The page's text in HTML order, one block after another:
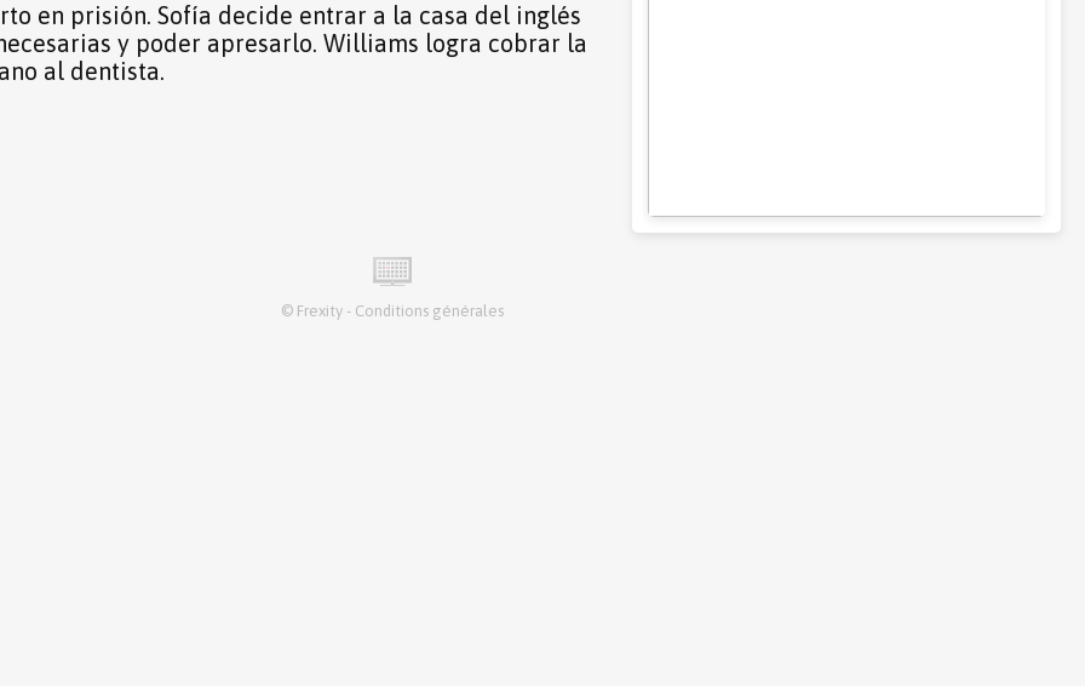
en prisión. Sofía decide entrar a la casa del inglés
y poder apresarlo. Williams logra cobrar la
al dentista.
© Frexity - Conditions générales